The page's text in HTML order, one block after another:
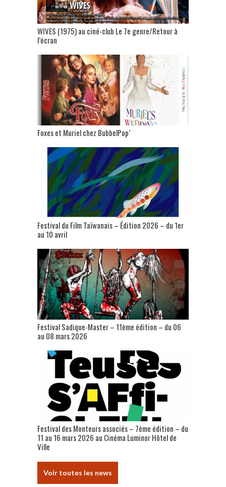
WIVES (1975) au ciné-club Le 7e genre/Retour à
l’écran
Foxes et Muriel chez BubbelPop’
Festival du Film Taïwanais – Édition 2026 – du 1er
au 10 avril
Festival Sadique-Master – 11ème édition – du 06
au 08 mars 2026
Festival des Monteurs associés – 7ème édition – du
11 au 16 mars 2026 au Cinéma Luminor Hôtel de
Ville
Voir toutes les news